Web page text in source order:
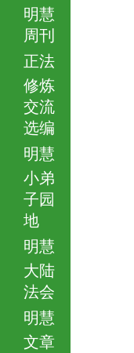
明慧
周刊
正法
修炼
交流
选编
明慧
小弟
子园
地
明慧
大陆
法会
明慧
文章